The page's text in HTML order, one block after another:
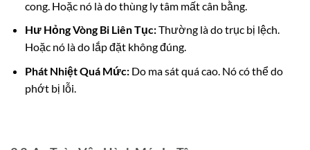
cong. Hoặc nó là do thùng ly tâm mất cân bằng.
Hư Hỏng Vòng Bi Liên Tục:Thường là do trục bị lệch.
Hoặc nó là do lắp đặt không đúng.
Phát Nhiệt Quá Mức:Do ma sát quá cao. Nó có thể do
phớt bị lỗi.